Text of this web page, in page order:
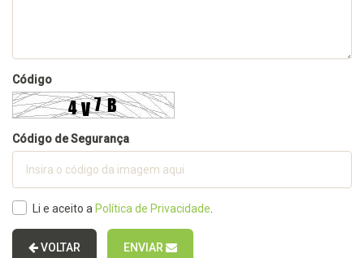
Código
Código de Segurança
Li e aceito a Política de Privacidade
VOLTAR ENVIAR